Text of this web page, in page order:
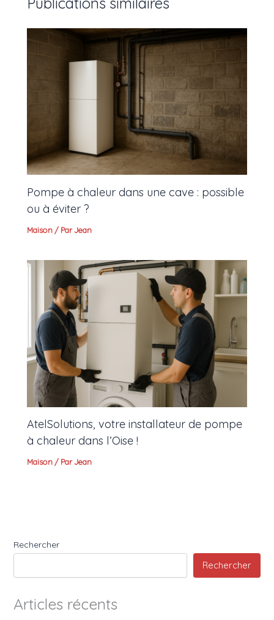
Pompe à chaleur dans une cave : possible
ou à éviter ?
Maison / ParJean
AtelSolutions, votre installateur de pompe
à chaleur dans l’Oise !
Maison / ParJean
Rechercher
Rechercher
Articles récents